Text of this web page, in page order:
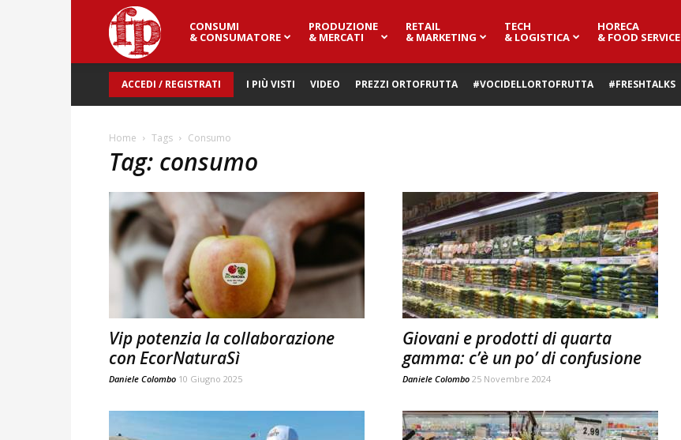
Fresh
Point
Magazine
CONSUMI
& CONSUMATORE
PRODUZIONE
& MERCATI
RETAIL
& MARKETING
TECH
& LOGISTICA
HORECA
& FOOD SERVICE
ACCEDI / REGISTRATI I PIÙ VISTI VIDEO PREZZI ORTOFRUTTA #VOCIDELLORTOFRUTTA #FRESHTALKS
Home Tags Consumo
Tag: consumo
Vip potenzia la collaborazione
con EcorNaturaSì
Daniele Colombo 10 Giugno 2025
Giovani e prodotti di quarta
gamma: c’è un po’ di confusione
Daniele Colombo 25 Novembre 2024